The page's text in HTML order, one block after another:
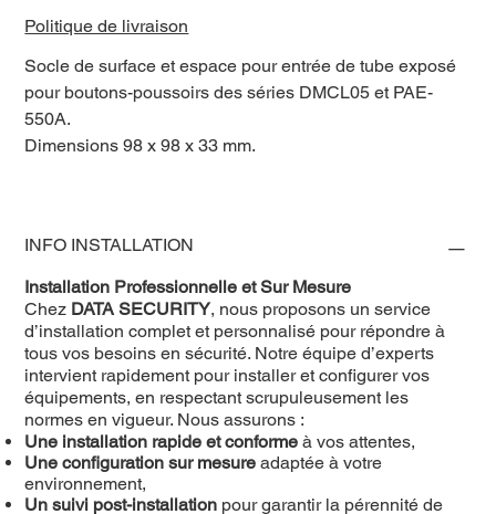
Politique de livraison
Socle de surface et espace pour entrée de tube exposé
pour boutons-poussoirs des séries DMCL05 et PAE-
550A.
Dimensions 98 x 98 x 33 mm.
INFO INSTALLATION
Installation Professionnelle et Sur Mesure
Chez DATA SECURITY, nous proposons un service
d’installation complet et personnalisé pour répondre à
tous vos besoins en sécurité. Notre équipe d’experts
intervient rapidement pour installer et configurer vos
équipements, en respectant scrupuleusement les
normes en vigueur. Nous assurons :
Une installation rapide et conforme à vos attentes,
Une configuration sur mesure adaptée à votre
environnement,
Un suivi post-installation pour garantir la pérennité de